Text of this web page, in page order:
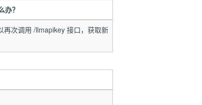
？
再次调用 /llmapikey 接口，获取新